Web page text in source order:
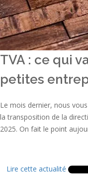
TVA : ce qui
petites
Le mois dernier, nous
la transposition de la
2025. On fait le point
Lire cette actualité